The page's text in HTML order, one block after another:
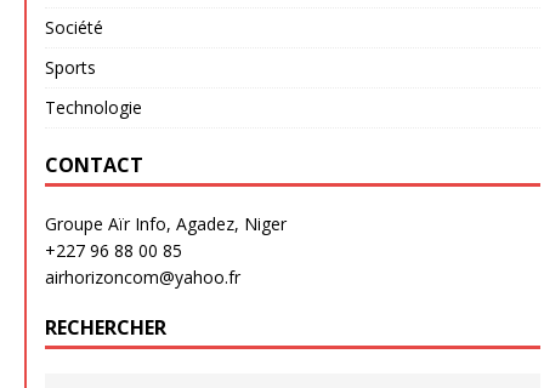
Société
Sports
Technologie
CONTACT
Groupe Aïr Info, Agadez, Niger
+227 96 88 00 85
airhorizoncom@yahoo.fr
RECHERCHER